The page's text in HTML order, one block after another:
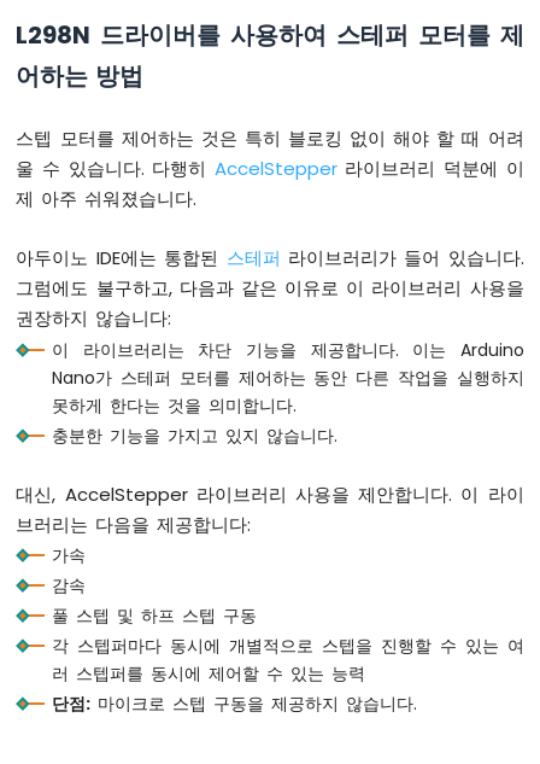
릴
레
두
이
노
-
가
변
항
에
버
저
아
두
이
노
노
가
L298N 드라이버를 사용하여 스테퍼 모터를 제
어하는 방법
스텝 모터를 제어하는 것은 특히 블로킹 없이 해야 할 때 어려
울 수 있습니다. 다행히 AccelStepper라이브러리 덕분에 이
제 아주 쉬워졌습니다.
아두이노 IDE에는 통합된 스테퍼 라이브러리가 들어 있습니다.
그럼에도 불구하고, 다음과 같은 이유로 이 라이브러리 사용을
권장하지 않습니다:
이 라이브러리는 차단 기능을 제공합니다. 이는 Arduino
Nano가 스테퍼 모터를 제어하는 동안 다른 작업을 실행하지
못하게 한다는 것을 의미합니다.
충분한 기능을 가지고 있지 않습니다.
대신, AccelStepper 라이브러리 사용을 제안합니다. 이 라이
브러리는 다음을 제공합니다:
가속
감속
풀 스텝 및 하프 스텝 구동
각 스텝퍼마다 동시에 개별적으로 스텝을 진행할 수 있는 여
러 스텝퍼를 동시에 제어할 수 있는 능력
단점: 마이크로 스텝 구동을 제공하지 않습니다.